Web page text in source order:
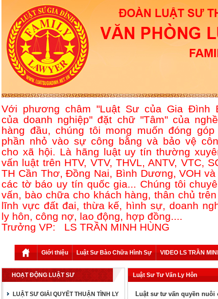
Với phương châm "Luật Sư của Gia Đình
của doanh nghiệp" đặt chữ "Tâm" của
hàng đầu, chúng tôi mong muốn đóng góp
phần nhỏ vào sự công bằng và bảo vệ
cho xã hội. Là hãng luật uy tín thường
vấn luật trên HTV, VTV, THVL, ANTV, VTC,
TH Cần Thơ, Đồng Nai, Bình Dương, VOH và
các tờ báo uy tín quốc gia... Chúng tôi
vấn, bào chữa cho khách hàng, thân chủ
lĩnh vực đất đai, thừa kế, hình sự, doanh
ly hôn, công nợ, lao động, hợp đồng....
Trưởng VP: LS TRẦN MINH HÙNG
Giới thiệu Luật Sư Bào Chữa Hình Sự VIDEO LS TRẦN
HOẠT ĐỘNG LUẬT SƯ
LUẬT SƯ GIẢI QUYẾT THUẬN TÌNH LY
Luật Sư Tư Vấn Ly Hôn
Luật sư tư vấn quyền